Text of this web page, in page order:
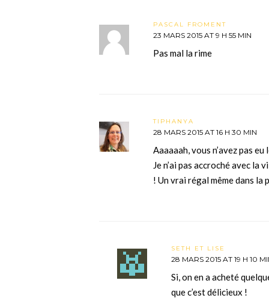
PASCAL FROMENT
23 MARS 2015 AT 9 H 55 MIN
Pas mal la rime
TIPHANYA
28 MARS 2015 AT 16 H 30 MIN
Aaaaaah, vous n’avez pas
Je n’ai pas accroché avec la
! Un vrai régal même dans
SETH ET LISE
28 MARS 2015 AT 19 H 10
Si, on en a acheté
que c’est délicieux !